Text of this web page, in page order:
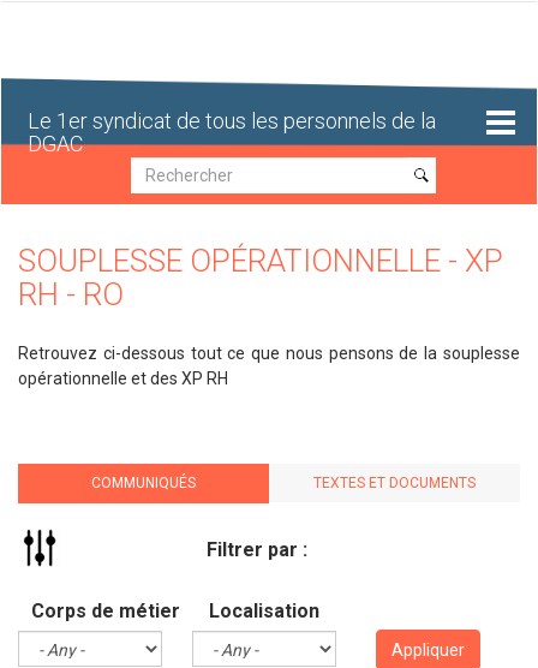
Le 1er syndicat de tous les personnels de la
DGAC
Recherche
Recherche
SOUPLESSE OPÉRATIONNELLE - XP
RH - RO
Retrouvez ci-dessous tout ce que nous pensons de la souplesse
opérationnelle et des XP RH
COMMUNIQUÉS TEXTES ET DOCUMENTS
Filtrer par :
Corps de métier Localisation
Appliquer